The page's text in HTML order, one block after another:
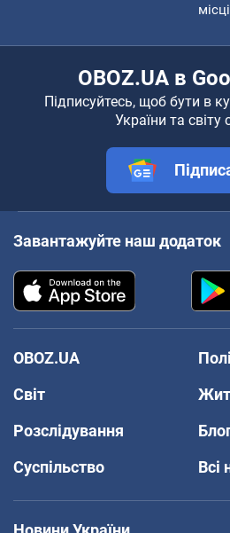
OBOZ.UA в
Підписуйтесь, щоб бути в
України та світу
Завантажуйте наш додаток
OBOZ.UA
Світ
Розслідування
Суспільство
Всі